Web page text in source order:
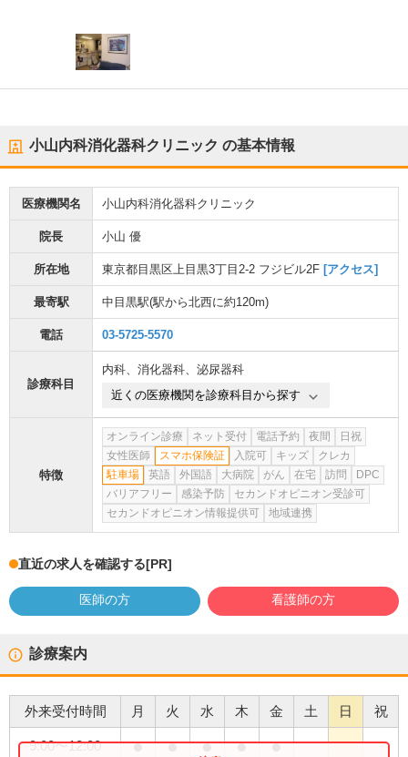
小山内科消化器科クリニック の基本情報
医療機関名 小山内科消化器科クリニック
院長 小山 優
所在地 東京都目黒区上目黒3丁目2-2 フジビル2F [アクセス]
最寄駅 中目黒駅(駅から北西に約120m)
電話 03-5725-5570
診療科目
内科、 消化器科、 泌尿器科
近くの医療機関を診療科目から探す
特徴
オンライン診療 ネット受付 電話予約 夜間
日祝
女性医師
スマホ保険証 入院可 キッズ
クレカ
駐車場
英語 外国語 大病院 がん 在宅 訪問
DPC
バリアフリー
感染予防
セカンドオピニオン受診可
セカンドオピニオン情報提供可
地域連携
直近の求人を確認する[PR]
医師の方 看護師の方
診療案内
外来受付時間 月 火 水 木 金 土 日 祝
9:00〜12:00 ● ● ● ● ●